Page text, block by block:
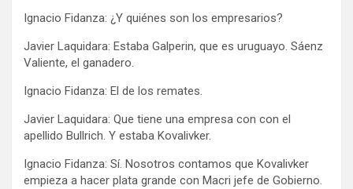
Ignacio Fidanza: ¿Y quiénes son los empresarios?
Javier Laquidara: Estaba Galperin, que es uruguayo. Sáenz
Valiente, el ganadero.
Ignacio Fidanza: El de los remates.
Javier Laquidara: Que tiene una empresa con con el
apellido Bullrich. Y estaba Kovalivker.
Ignacio Fidanza: Sí. Nosotros contamos que Kovalivker
empieza a hacer plata grande con Macri jefe de Gobierno.